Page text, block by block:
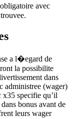
avec
a l�egard de
la possibilite
dans
administree (wager)
x35 specifie qu’il
bonus avant de
leurs wager